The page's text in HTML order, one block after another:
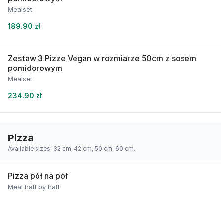
Mealset
189.90 zł
Zestaw 3 Pizze Vegan w rozmiarze 50cm z sosem
pomidorowym
Mealset
234.90 zł
Pizza
Available sizes: 32 cm, 42 cm, 50 cm, 60 cm.
Pizza pół na pół
Meal half by half